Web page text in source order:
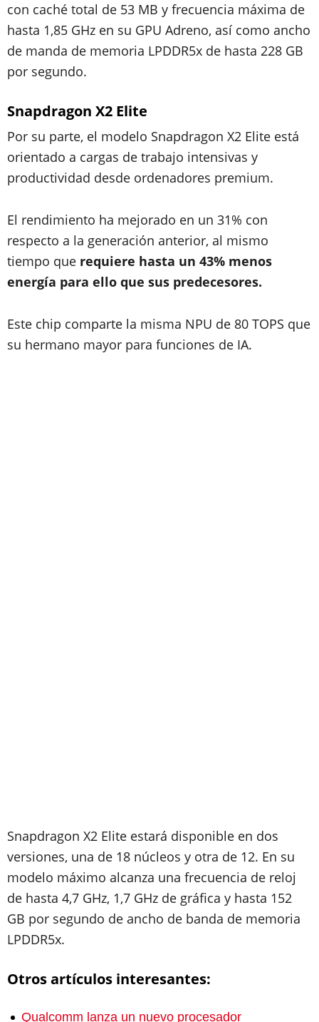
con caché total de 53 MB y frecuencia máxima de
hasta 1,85 GHz en su GPU Adreno, así como ancho
de manda de memoria LPDDR5x de hasta 228 GB
por segundo.
Snapdragon X2 Elite
Por su parte, el modelo Snapdragon X2 Elite está
orientado a cargas de trabajo intensivas y
productividad desde ordenadores premium.
El rendimiento ha mejorado en un 31% con
respecto a la generación anterior, al mismo
tiempo que requiere hasta un 43% menos
energía para ello que sus predecesores.
Este chip comparte la misma NPU de 80 TOPS que
su hermano mayor para funciones de IA.
Snapdragon X2 Elite estará disponible en dos
versiones, una de 18 núcleos y otra de 12. En su
modelo máximo alcanza una frecuencia de reloj
de hasta 4,7 GHz, 1,7 GHz de gráfica y hasta 152
GB por segundo de ancho de banda de memoria
LPDDR5x.
Otros artículos interesantes:
Qualcomm lanza un nuevo procesador